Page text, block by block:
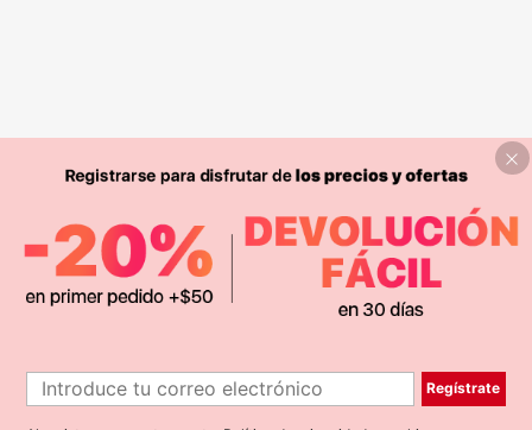
Regístrate